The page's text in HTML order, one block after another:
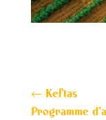
← Keftas
Programme